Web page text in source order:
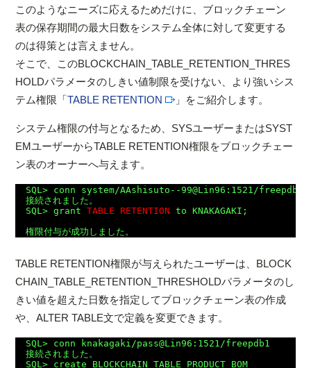
このようなニーズに応えるためだけに、ブロックチェーン
表の保存期間の最大日数をシステム全体に対して変更する
のは得策とは言えません。
そこで、このBLOCKCHAIN_TABLE_RETENTION_THRES
HOLDパラメータのしきい値制限を受けない、より強いシス
テム権限「TABLE RETENTION 」をご紹介します。
システム権限の付与となるため、SYSユーザーまたはSYST
EMユーザーからTABLE RETENTION権限をブロックチェー
ン表のオーナーへ与えます。
SQL> conn system/AAshisuto--99@Lin96:1521/freepdb1
接続されました。
SQL> grant TABLE RETENTION to KNAKAGAKI;
TABLE RETENTION権限が与えられたユーザーは、BLOCK
CHAIN_TABLE_RETENTION_THRESHOLDパラメータのし
きい値を超えた日数を指定してブロックチェーン表の作成
や、ALTER TABLE文で定義を変更できます。
SQL> conn knakagaki/pass@Lin96:1521/freepdb1
接続されました。
SQL> create BLOCKCHAIN TABLE PRODUCT_BOM